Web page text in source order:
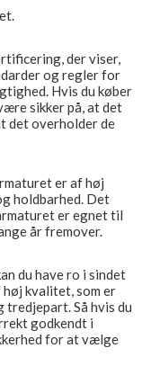
der viser,
og regler for
Hvis du køber
sikker på, at det
det overholder de
er af høj
holdbarhed. Det
er egnet til
år fremover.
du have ro i sindet
kvalitet, som er
Så hvis du
godkendt i
for at vælge